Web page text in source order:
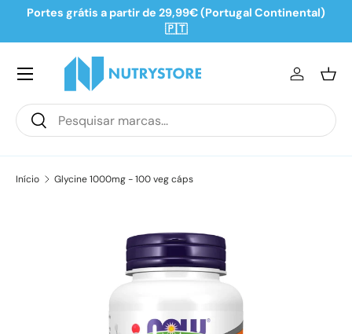
Portes grátis a partir de 29,99€ (Portugal Continental)
🇵🇹
Pesquisar
Pesquisar
Iniciar
Início Glycine 1000mg - 100 veg cáps
Saltar para a informação do produto